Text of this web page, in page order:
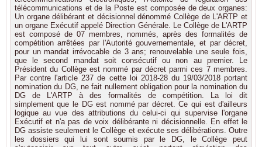
télécommunications et de la Poste est composée de deux organes:
Un organe délibérant et décisionnel dénommé Collège de L'ARTP et
un organe Exécutif appelé Direction Générale. Le Collège de L'ARTP
est composé de 07 membres, nommés, après des formalités de
compétition arrêtées par l'Autorité gouvernementale, et par décret,
pour un mandat irrévocable de 3 ans; renouvelable une seule fois,
que le second mandat soit consécutif ou non au premier. Le
Président du Collège est nommé par décret parmi ces 7 membres.
Par contre l'article 237 de cette loi 2018-28 du 19/03/2018 portant
nomination du DG, ne fait nullement obligation pour la nomination du
DG de L'ARTP à des formalités de compétition. La loi dit
simplement que le DG est nommé par décret. Ce qui est d'ailleurs
logique au vue des attributions du celui-ci qui supervise l'organe
Exécutif et n'a pas de voix délibérante ni décisionnelle. En effet le
DG assiste seulement le Collège et exécute ses délibérations. Outre
les dossiers qui lui sont soumis par le DG, le Collège peut